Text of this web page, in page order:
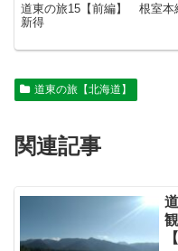
道東の旅15【前編】 根室本
新得
道東の旅【北海道】
関連記事